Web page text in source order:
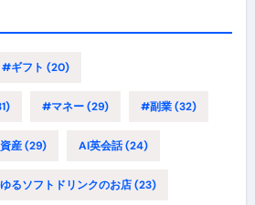
#ギフト (20)
#マネー(29) #副業(32)
産(29) AI英会話(24)
るソフトドリンクのお店(23)